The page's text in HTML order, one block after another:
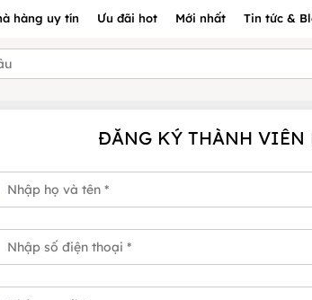
hàng uy tín Ưu đãi hot Mới nhất Tin tức &
ĐĂNG KÝ THÀNH VIÊN